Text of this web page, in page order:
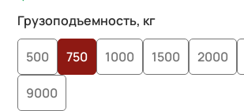
основе
пользователей
Грузоподъемность, кг
500 750 1000 1500 2000
9000